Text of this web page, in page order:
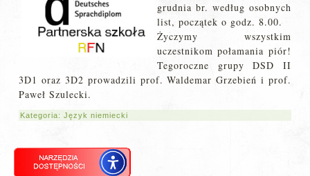
grudnia br. według osobnych
list, początek o godz. 8.00.
Życzymy wszystkim
uczestnikom połamania piór!
Tegoroczne grupy DSD II
3D1 oraz 3D2 prowadzili prof. Waldemar Grzebień i prof.
Paweł Szulecki.
Kategoria:Język niemiecki